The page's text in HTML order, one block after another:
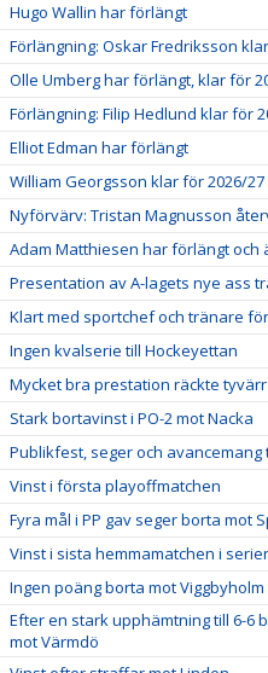
Hugo Wallin har förlängt
Förlängning: Oskar Fredriksson
Olle Umberg har förlängt, klar för
Förlängning: Filip Hedlund klar för
Elliot Edman har förlängt
William Georgsson klar för 2026/27
Nyförvärv: Tristan Magnusson
Adam Matthiesen har förlängt och
Presentation av A-lagets nye ass
Klart med sportchef och tränare
Ingen kvalserie till Hockeyettan
Mycket bra prestation räckte
Stark bortavinst i PO-2 mot Nacka
Publikfest, seger och avancemang
Vinst i första playoffmatchen
Fyra mål i PP gav seger borta mot
Vinst i sista hemmamatchen i
Ingen poäng borta mot Viggbyholm
Efter en stark upphämtning till 6-6
mot Värmdö